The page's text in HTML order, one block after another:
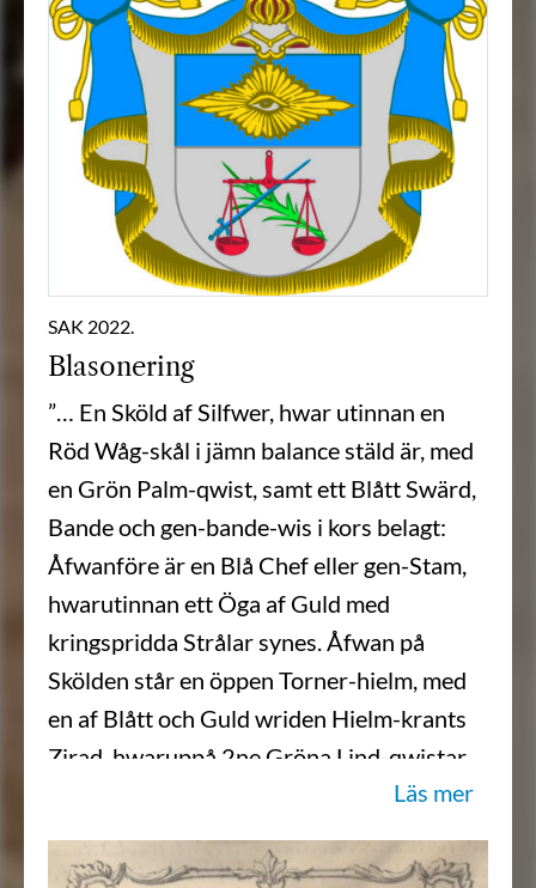
SAK 2022.
Blasonering
”… En Sköld af Silfwer, hwar utinnan en
Röd Wåg-skål i jämn balance stäld är, med
en Grön Palm-qwist, samt ett Blått Swärd,
Bande och gen-bande-wis i kors belagt:
Åfwanföre är en Blå Chef eller gen-Stam,
hwarutinnan ett Öga af Guld med
kringspridda Strålar synes. Åfwan på
Skölden står en öppen Torner-hielm, med
en af Blått och Guld wriden Hielm-krants
Zirad, hwaruppå 2ne Gröna Lind-qwistar
kors-wis lagde äro, imellan hwilka Gyllende
Strålar upåt framskiuta. Hielm-täcket är
Blått, fodradt med Silfwer, kantadt och
Läs mer